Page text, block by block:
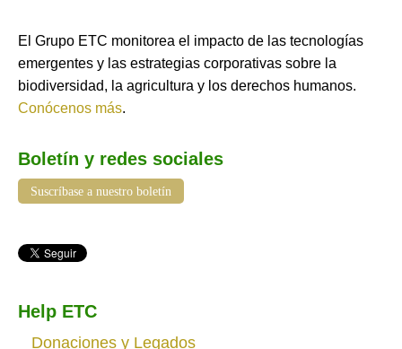
El Grupo ETC monitorea el impacto de las tecnologías
emergentes y las estrategias corporativas sobre la
biodiversidad, la agricultura y los derechos humanos.
Conócenos más.
Boletín y redes sociales
Suscríbase a nuestro boletín
Help ETC
Donaciones y Legados